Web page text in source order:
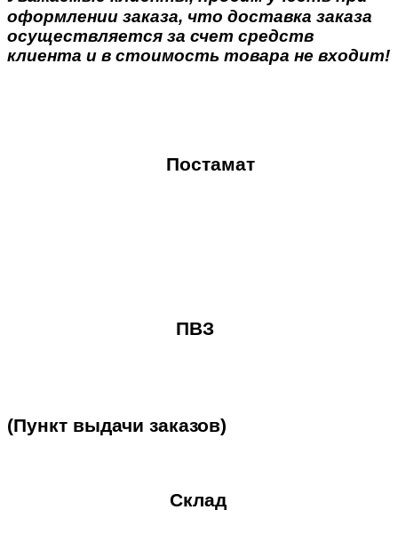
оформлении заказа, что доставка заказа
осуществляется за счет средств
клиента и в стоимость товара не входит!
Постамат
ПВЗ
(Пункт выдачи заказов)
Склад